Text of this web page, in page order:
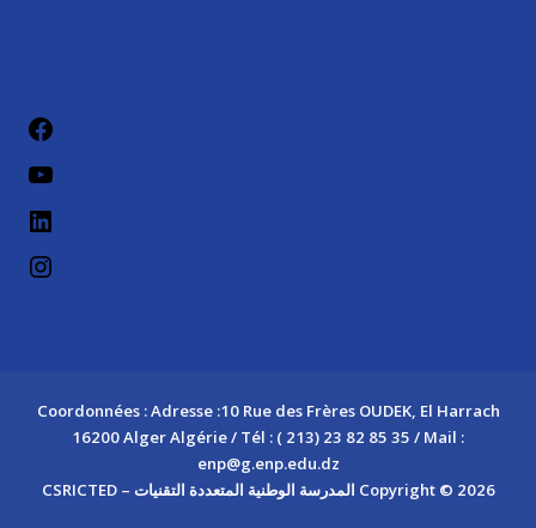
Coordonnées : Adresse :10 Rue des Frères OUDEK, El Harrach
16200 Alger Algérie / Tél : ( 213) 23 82 85 35 / Mail :
enp@g.enp.edu.dz
Copyright © 2026 المدرسة الوطنية المتعددة التقنيات – CSRICTED